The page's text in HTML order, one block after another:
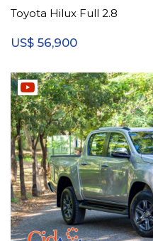
Toyota Hilux Full 2.8
US$ 56,900